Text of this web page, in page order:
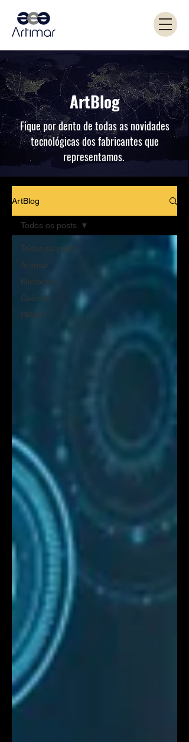
ArtBlog
Fique por dento de todas as novidades
tecnológicas dos fabricantes que
representamos.
ArtBlog
Todos os posts
Artimar
Microchip
Coilcraft
PANJIT
Todos os posts